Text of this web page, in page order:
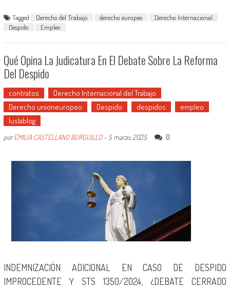
Tagged Derecho del Trabajo derecho europeo
Derecho Internacional
Despido
Empleo
Qué Opina La Judicatura En El Debate Sobre La Reforma
Del Despido
contratos
Derecho Internacional del Trabajo
Derecho unioneuropeo
Despido despidos
empleo
Iuslablog
porEMILIA CASTELLANO BURGUILLO- 5 marzo, 2025 0
INDEMNIZACIÓN ADICIONAL EN CASO DE DESPIDO
IMPROCEDENTE Y STS 1350/2024, ¿DEBATE CERRADO